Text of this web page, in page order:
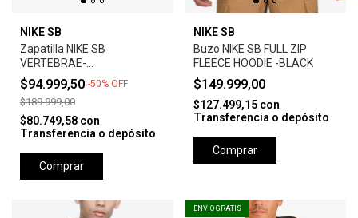
NIKE SB
Zapatilla NIKE SB
VERTEBRAE-
ADOBE/EARTH/NOBLE
RED/MELON TINT
$94.999,50 -50% OFF
$189.999,00
$80.749,58 con
Transferencia o depósito
Comprar
NIKE SB
Buzo NIKE SB FULL ZIP
FLEECE HOODIE -BLACK
$149.999,00
$127.499,15 con
Transferencia o depósito
Comprar
ENVÍO GRATIS